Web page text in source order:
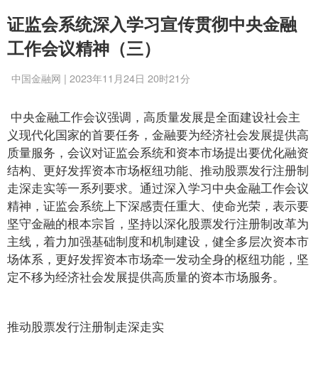
证监会系统深入学习宣传贯彻中央金融
工作会议精神（三）
中国金融网 | 2023年11月24日 20时21分
中央金融工作会议强调，高质量发展是全面建设社会主
义现代化国家的首要任务，金融要为经济社会发展提供高
质量服务，会议对证监会系统和资本市场提出要优化融资
结构、更好发挥资本市场枢纽功能、推动股票发行注册制
走深走实等一系列要求。通过深入学习中央金融工作会议
精神，证监会系统上下深感责任重大、使命光荣，表示要
坚守金融的根本宗旨，坚持以深化股票发行注册制改革为
主线，着力加强基础制度和机制建设，健全多层次资本市
场体系，更好发挥资本市场牵一发动全身的枢纽功能，坚
定不移为经济社会发展提供高质量的资本市场服务。
推动股票发行注册制走深走实